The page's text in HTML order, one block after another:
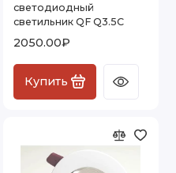
светодиодный
светильник QF Q3.5C
2050.00₽
Купить